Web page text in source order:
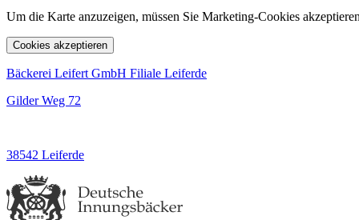
Um die Karte anzuzeigen, müssen Sie Marketing-Cookies
Cookies akzeptieren
Bäckerei Leifert GmbH Filiale Leiferde
Gilder Weg 72
38542 Leiferde